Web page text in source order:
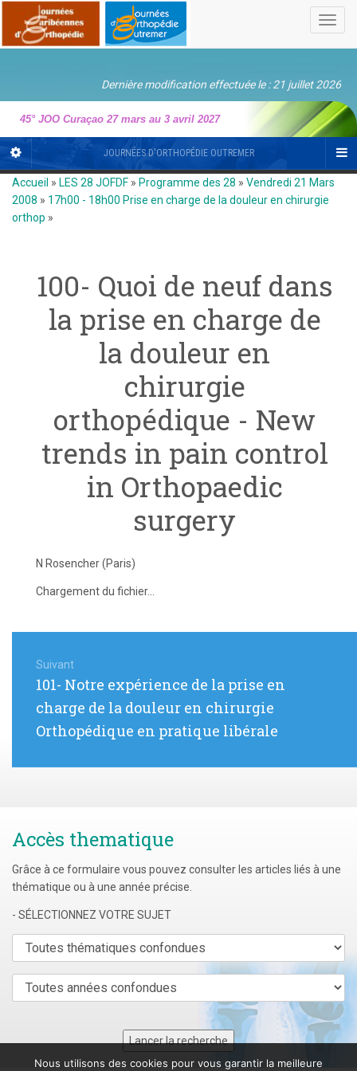
Dernière modification effectuée le : 21 juillet 2026
45° JOO Curaçao 27 mars au 3 avril 2027
JOURNÉES D'ORTHOPÉDIE OUTREMER
Accueil » LES 28 JOFDF » Programme des 28 » Vendredi 21 Mars
2008 » 17h00 - 18h00 Prise en charge de la douleur en chirurgie
orthop »
100- Quoi de neuf dans
la prise en charge de
la douleur en
chirurgie
orthopédique - New
trends in pain control
in Orthopaedic
surgery
N Rosencher (Paris)
Chargement du fichier...
de
l’article
Suivant
Article
101- Notre expérience de la prise en
charge de la douleur en chirurgie
Orthopédique en pratique libérale
Accès thematique
Grâce à ce formulaire vous pouvez consulter les articles liés à une
thématique ou à une année précise.
- SÉLECTIONNEZ VOTRE SUJET
Nous utilisons des cookies pour vous garantir la meilleure